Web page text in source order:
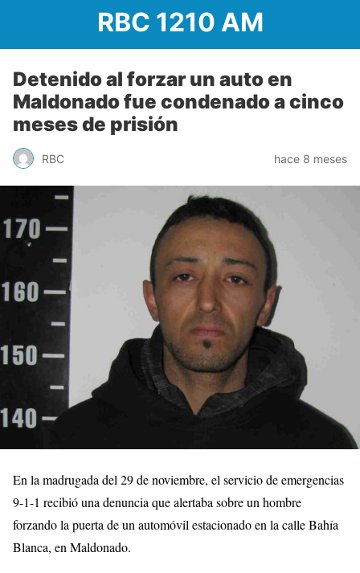
RBC 1210 AM
Detenido al forzar un auto en
Maldonado fue condenado a cinco
meses de prisión
RBC hace 8 meses
En la madrugada del 29 de noviembre, el servicio de emergencias
9-1-1 recibió una denuncia que alertaba sobre un hombre
forzando la puerta de un automóvil estacionado en la calle Bahía
Blanca, en Maldonado.